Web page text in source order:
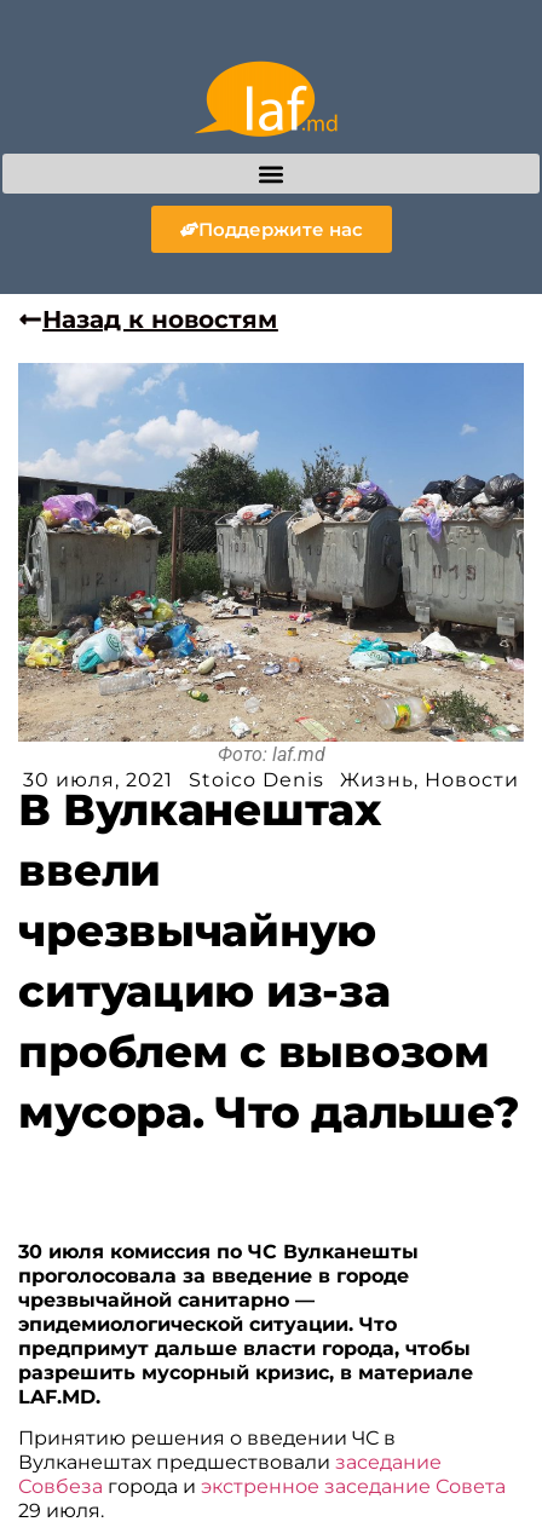
Поддержите нас
Назад к новостям
Фото: laf.md
30 июля, 2021
Stoico Denis Жизнь, Новости
В Вулканештах
ввели
чрезвычайную
ситуацию из-за
проблем с вывозом
мусора. Что дальше?
30 июля комиссия по ЧС Вулканешты
проголосовала за введение в городе
чрезвычайной санитарно —
эпидемиологической ситуации. Что
предпримут дальше власти города, чтобы
разрешить мусорный кризис, в материале
LAF.MD.
Принятию решения о введении ЧС в
Вулканештах предшествовализаседание
Совбеза города иэкстренное заседание Совета
29 июля.